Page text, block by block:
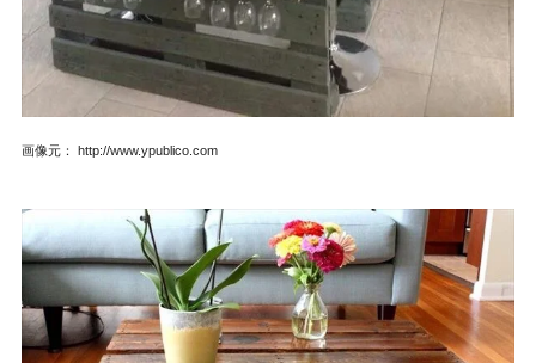
画像元： http://www.ypublico.com